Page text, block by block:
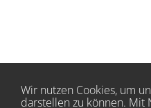
Wir nutzen Cookies, um
darstellen zu können. Mit